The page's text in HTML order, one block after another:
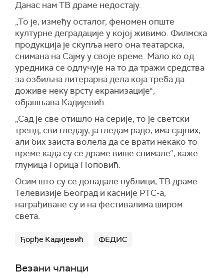
Данас нам ТВ драме недостају.
„То је, између осталог, феномен опште
културне деградације у којој живимо. Филмска
продукција је скупља него она театарска,
снимана на Сајму у своје време. Мало ко од
уредника се одлучује на то да тражи средства
за озбиљна литерарна дела која треба да
доживе неку врсту екранизације“,
објашњава Кадијевић.
„Сад је све отишло на серије, то је светски
тренд, сви гледају, ја гледам радо, има сјајних,
али бих заиста волела да се врати некако то
време када су се драме више снимале“, каже
глумица Горица Поповић.
Осим што су се допадале публици, ТВ драме
Телевизије Београд и касније РТС-а,
награђиване су и на фестивалима широм
света.
Ђорђе Кадијевић ФЕДИС
Везани чланци